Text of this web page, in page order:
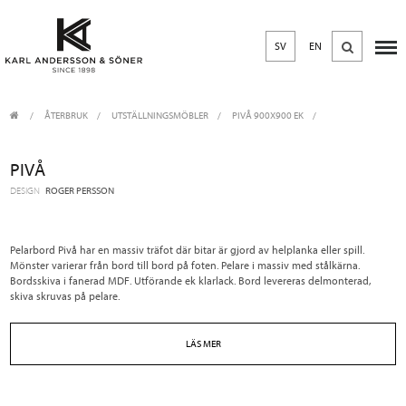
SV EN
ÅTERBRUK / UTSTÄLLNINGSMÖBLER / PIVÅ 900X900 EK
PIVÅ
DESIGN ROGER PERSSON
LÄS MER
Pelarbord Pivå har en massiv träfot där bitar är gjord av helplanka eller spill.
Mönster varierar från bord till bord på foten. Pelare i massiv med stålkärna.
Bordsskiva i fanerad MDF. Utförande ek klarlack. Bord levereras delmonterad,
skiva skruvas på pelare.